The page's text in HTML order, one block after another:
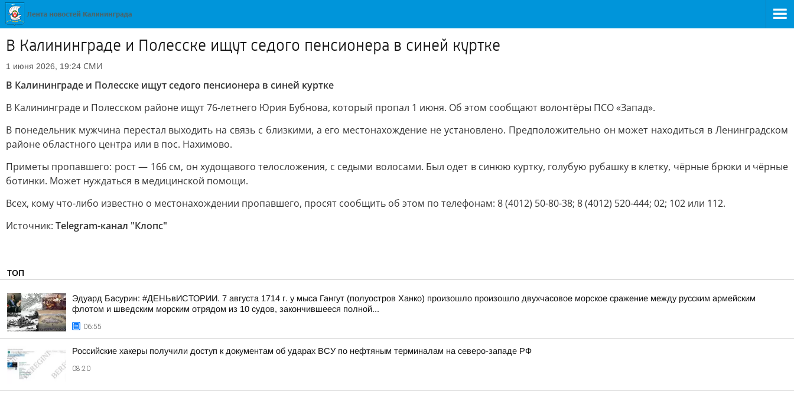
В Калининграде и Полесске ищут седого пенсионера в синей куртке
1 июня 2026, 19:24 СМИ
В Калининграде и Полесске ищут седого пенсионера в синей куртке
В Калининграде и Полесском районе ищут 76-летнего Юрия Бубнова, который пропал 1 июня. Об этом сообщают волонтёры ПСО «Запад».
В понедельник мужчина перестал выходить на связь с близкими, а его местонахождение не установлено. Предположительно он может находиться в Ленинградском
районе областного центра или в пос. Нахимово.
Приметы пропавшего: рост — 166 см, он худощавого телосложения, с седыми волосами. Был одет в синюю куртку, голубую рубашку в клетку, чёрные брюки и чёрные
ботинки. Может нуждаться в медицинской помощи.
Всех, кому что-либо известно о местонахождении пропавшего, просят сообщить об этом по телефонам: 8 (4012) 50-80-38; 8 (4012) 520-444; 02; 102 или 112.
Источник: Telegram-канал "Клопс"
ТОП
Эдуард Басурин: #ДЕНЬвИСТОРИИ. 7 августа 1714 г. у мыса Гангут (полуостров Ханко) произошло произошло двухчасовое морское сражение между русским армейским
флотом и шведским морским отрядом из 10 судов, закончившееся полной...
06:55
Российские хакеры получили доступ к документам об ударах ВСУ по нефтяным терминалам на северо-западе РФ
08:20